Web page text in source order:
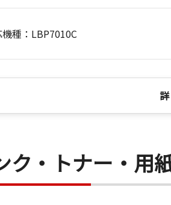
種：LBP7010C
ク・トナー・用